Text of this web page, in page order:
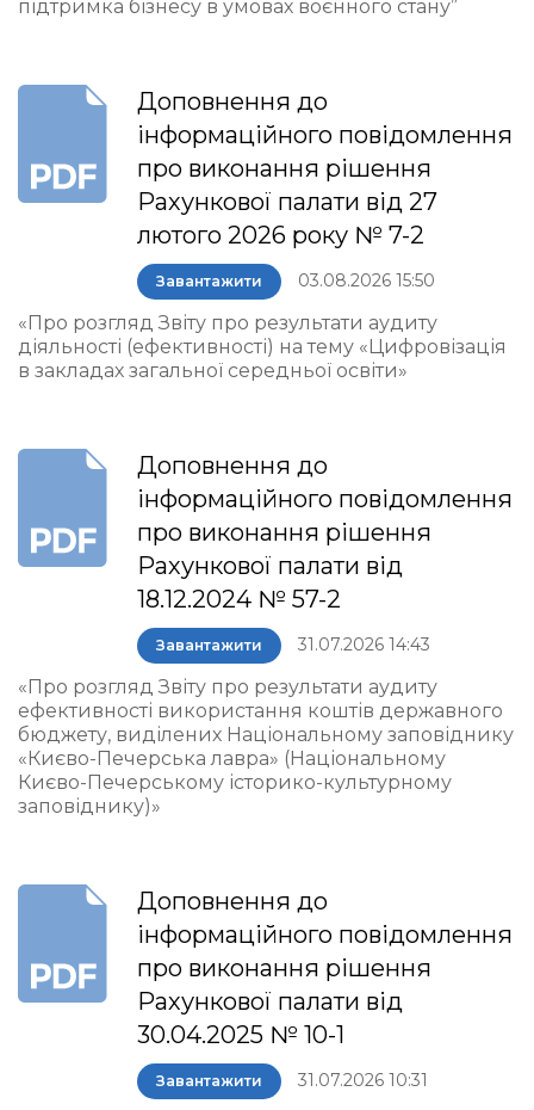
підтримка бізнесу в умовах воєнного стану”
Доповнення до
інформаційного повідомлення
про виконання рішення
Рахункової палати від 27
лютого 2026 року № 7-2
Завантажити 03.08.2026 15:50
«Про розгляд Звіту про результати аудиту
діяльності (ефективності) на тему «Цифровізація
в закладах загальної середньої освіти»
Доповнення до
інформаційного повідомлення
про виконання рішення
Рахункової палати від
18.12.2024 № 57-2
Завантажити 31.07.2026 14:43
«Про розгляд Звіту про результати аудиту
ефективності використання коштів державного
бюджету, виділених Національному заповіднику
«Києво-Печерська лавра» (Національному
Києво-Печерському історико-культурному
заповіднику)»
Доповнення до
інформаційного повідомлення
про виконання рішення
Рахункової палати від
30.04.2025 № 10-1
Завантажити 31.07.2026 10:31